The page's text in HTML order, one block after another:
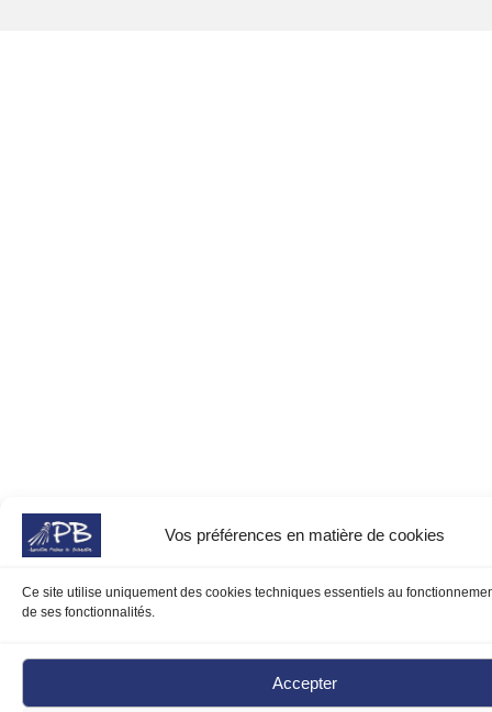
Vos préférences en matière de cookies
Ce site utilise uniquement des cookies techniques essentiels au
de ses fonctionnalités.
Accepter